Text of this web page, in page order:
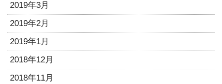
2019年3月
2019年2月
2019年1月
2018年12月
2018年11月